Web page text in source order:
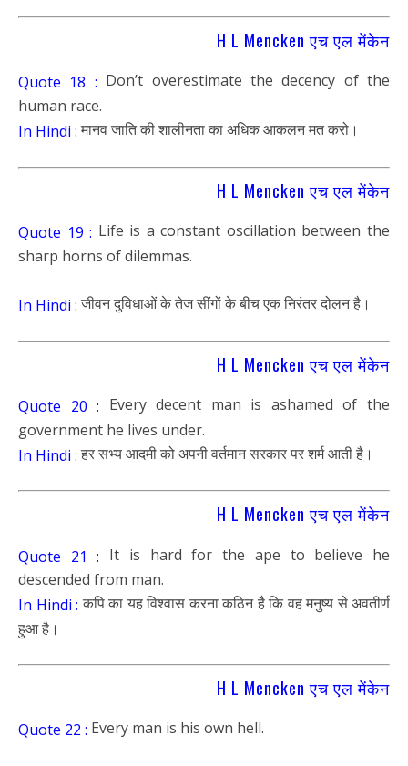
H L Mencken एच एल मेंकेन
Quote 18 : Don’t overestimate the decency of the
human race.
In Hindi :मानव जाति की शालीनता का अधिक आकलन मत करो।
H L Mencken एच एल मेंकेन
Quote 19 : Life is a constant oscillation between the
sharp horns of dilemmas.
In Hindi :जीवन दुविधाओं के तेज सींगों के बीच एक निरंतर दोलन है।
H L Mencken एच एल मेंकेन
Quote 20 : Every decent man is ashamed of the
government he lives under.
In Hindi :हर सभ्य आदमी को अपनी वर्तमान सरकार पर शर्म आती है।
H L Mencken एच एल मेंकेन
Quote 21 : It is hard for the ape to believe he
descended from man.
In Hindi : कपि का यह विश्वास करना कठिन है कि वह मनुष्य से अवतीर्ण
हुआ है।
H L Mencken एच एल मेंकेन
Quote 22 : Every man is his own hell.